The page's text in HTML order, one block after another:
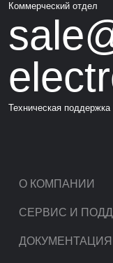
Коммерческий отдел
Техническая поддержка
О КОМПАНИИ
СЕРВИС И
ДОКУМЕНТАЦИЯ